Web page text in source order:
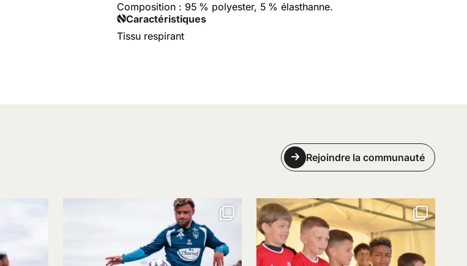
Composition : 95 % polyester, 5 % élasthanne.
Caractéristiques
Tissu respirant
Rejoindre la communauté